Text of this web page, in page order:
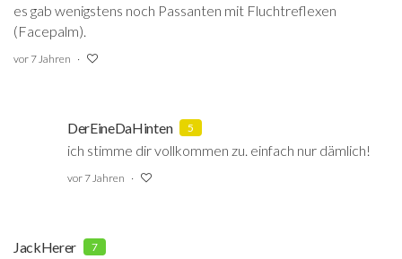
es gab wenigstens noch Passanten mit Fluchtreflexen
(Facepalm).
vor 7 Jahren
DerEineDaHinten 5
ich stimme dir vollkommen zu. einfach nur dämlich!
vor 7 Jahren
JackHerer 7